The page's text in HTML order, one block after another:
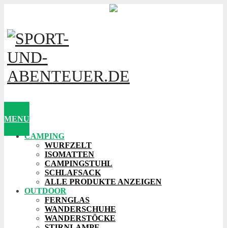
MENU
CAMPING
WURFZELT
ISOMATTEN
CAMPINGSTUHL
SCHLAFSACK
ALLE PRODUKTE ANZEIGEN
OUTDOOR
FERNGLAS
WANDERSCHUHE
WANDERSTÖCKE